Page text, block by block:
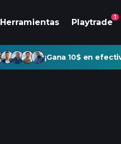
Herramientas Playtrade
1
¡Gana 10$ en